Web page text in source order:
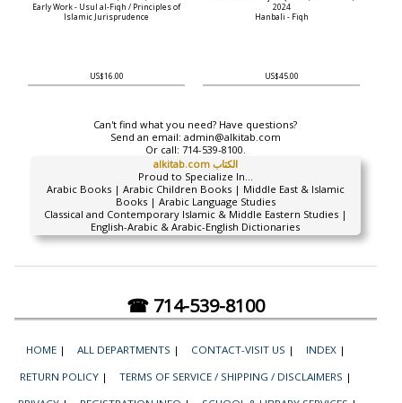
Early Work - Usul al-Fiqh / Principles of
Islamic Jurisprudence
US$16.00
2024
Hanbali - Fiqh
US$45.00
Can't find what you need? Have questions?
Send an email: admin@alkitab.com
Or call: 714-539-8100.
alkitab.com الكتاب
Proud to Specialize In...
Arabic Books | Arabic Children Books | Middle East & Islamic
Books | Arabic Language Studies
Classical and Contemporary Islamic & Middle Eastern Studies |
English-Arabic & Arabic-English Dictionaries
☎ 714-539-8100
HOME | ALL DEPARTMENTS | CONTACT-VISIT US | INDEX |
RETURN POLICY | TERMS OF SERVICE / SHIPPING / DISCLAIMERS |